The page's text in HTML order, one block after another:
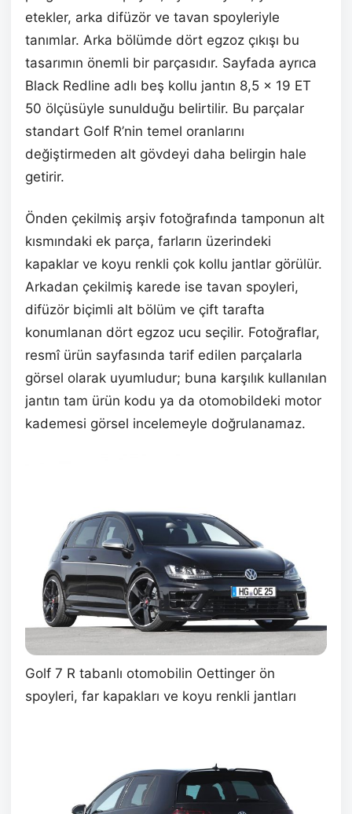
etekler, arka difüzör ve tavan spoyleriyle
tanımlar. Arka bölümde dört egzoz çıkışı bu
tasarımın önemli bir parçasıdır. Sayfada ayrıca
Black Redline adlı beş kollu jantın 8,5 x 19 ET
50 ölçüsüyle sunulduğu belirtilir. Bu parçalar
standart Golf R’nin temel oranlarını
değiştirmeden alt gövdeyi daha belirgin hale
getirir.
Önden çekilmiş arşiv fotoğrafında tamponun alt
kısmındaki ek parça, farların üzerindeki
kapaklar ve koyu renkli çok kollu jantlar görülür.
Arkadan çekilmiş karede ise tavan spoyleri,
difüzör biçimli alt bölüm ve çift tarafta
konumlanan dört egzoz ucu seçilir. Fotoğraflar,
resmî ürün sayfasında tarif edilen parçalarla
görsel olarak uyumludur; buna karşılık kullanılan
jantın tam ürün kodu ya da otomobildeki motor
kademesi görsel incelemeyle doğrulanamaz.
Golf 7 R tabanlı otomobilin Oettinger ön
spoyleri, far kapakları ve koyu renkli jantları